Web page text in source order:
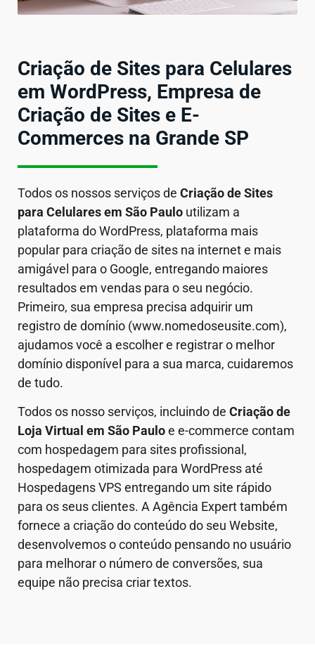
Criação de Sites para Celulares
em WordPress, Empresa de
Criação de Sites e E-
Commerces na Grande SP
Todos os nossos serviços de Criação de Sites
para Celulares em São Paulo utilizam a
plataforma do WordPress, plataforma mais
popular para criação de sites na internet e mais
amigável para o Google, entregando maiores
resultados em vendas para o seu negócio.
Primeiro, sua empresa precisa adquirir um
registro de domínio (www.nomedoseusite.com),
ajudamos você a escolher e registrar o melhor
domínio disponível para a sua marca, cuidaremos
de tudo.
Todos os nosso serviços, incluindo de Criação de
Loja Virtual em São Pauloe e-commerce contam
com hospedagem para sites profissional,
hospedagem otimizada para WordPress até
Hospedagens VPS entregando um site rápido
para os seus clientes. A Agência Expert também
fornece a criação do conteúdo do seu Website,
desenvolvemos o conteúdo pensando no usuário
para melhorar o número de conversões, sua
equipe não precisa criar textos.